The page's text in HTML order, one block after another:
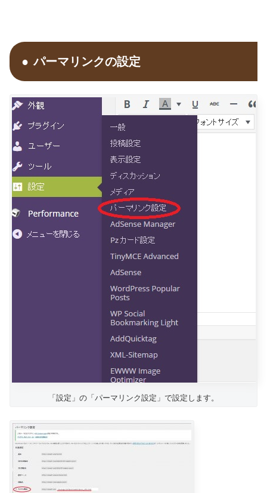
パーマリンクの設定
「設定」の「パーマリンク設定」で設定します。